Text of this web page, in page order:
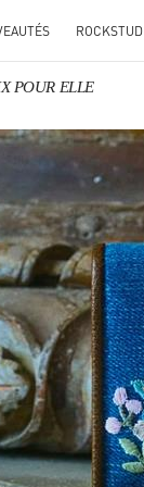
ROCKSTUD
POUR ELLE